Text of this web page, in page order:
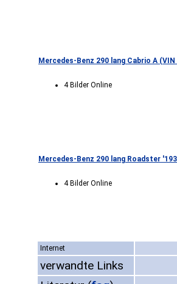
Mercedes-Benz 290 lang Cabrio A (VIN
4 Bilder Online
Mercedes-Benz 290 lang Roadster
4 Bilder Online
Internet
verwandte Links